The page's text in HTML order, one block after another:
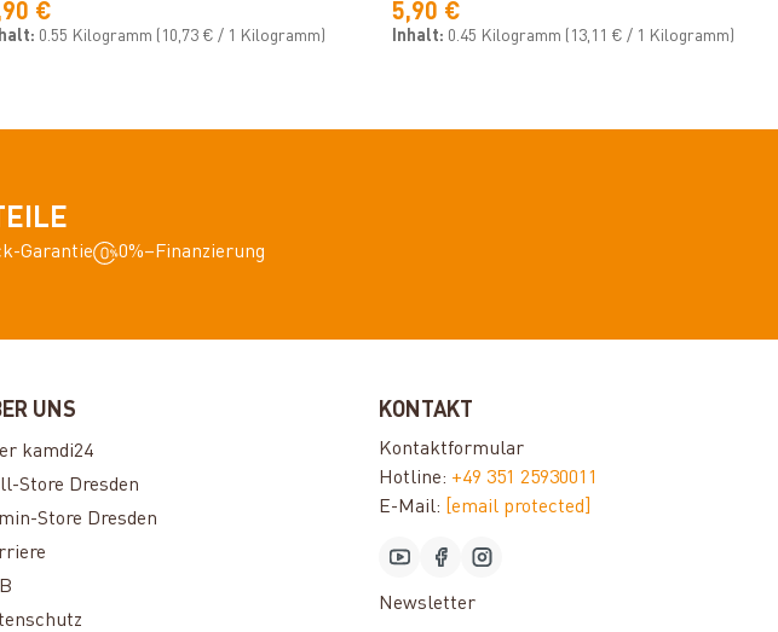
€
0.55 Kilogramm (10,73 € / 1 Kilogramm)
5,90 €
Inhalt: 0.45 Kilogramm (13,11 € / 1 Kilogramm)
Garantie 0%–Finanzierung
UNS
kamdi24
Store Dresden
Store Dresden
KONTAKT
Kontaktformular
Hotline: +49 351 25930011
E-Mail:
[email protected]
Newsletter